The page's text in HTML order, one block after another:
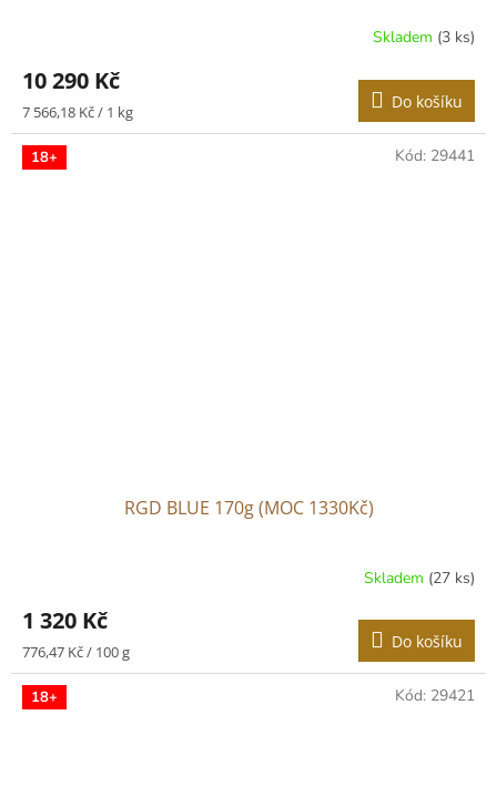
Skladem (3 ks)
10 290 Kč
Měrná
cena:
7 566,18 Kč / 1 kg Do košíku
18+
RGD BLUE 170g (MOC 1330Kč)
produktu
je
z
5
Skladem (27 ks)
1 320 Kč
Měrná
cena:
776,47 Kč / 100 g Do košíku
Kód: 29441
18+ Kód: 29421